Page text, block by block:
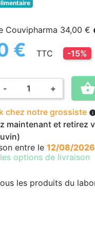
Couvipharma 34,00 €
€ TTC -15%
- + 
chez notre grossiste
maintenant et retirez
entre le 12/08/2026
options de livraison
les produits du